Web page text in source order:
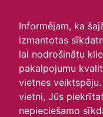
Informējam, ka
izmantotas
lai nodrošinātu
pakalpojumu
vietnes
vietni, Jūs
nepieciešamo
Skats :
Aktuālie
Šodien
Arhīvs